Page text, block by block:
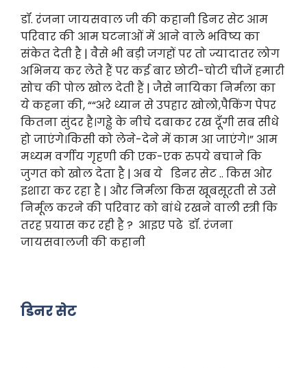
डॉ. रंजना जायसवाल जी की कहानी डिनर सेट आम
परिवार की आम घटनाओं में आने वाले भविष्य का
संकेत देती है | वैसे भी बड़ी जगहों पर तो ज्यादातर लोग
अभिनय कर लेते हैं पर कई बारछोटी-चोटी चीजें हमारी
सोच की पोल खोल देती हैं | जैसे नायिका निर्मला का
ये कहना की, ““अरे ध्यान से उपहार खोलो,पैकिंग पेपर
कितना सुंदर है।गड्ढे के नीचे दबाकर रख दूँगी सब सीधे
हो जाएंगे।किसी को लेने-देने में काम आ जाएंगे।” आम
मध्यम वर्गीय गृहणी की एक-एक रुपये बचाने कि
जुगत को खोल देता है | अब ये डिनर सेट .. किस ओर
इशारा कर रहा है | और निर्मला किस खूबसूरती से उसे
निर्मूल करने की परिवार को बांधे रखने वाली स्त्री कि
तरह प्रयास कर रही है ? आइए पढे डॉ. रंजना
जायसवालजी की कहानी
डिनर सेट